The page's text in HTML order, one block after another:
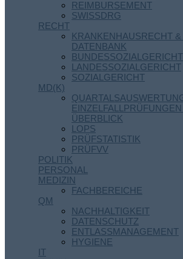
REIMBURSEMENT
SWISSDRG
RECHT
KRANKENHAUSRECHT &
DATENBANK
BUNDESSOZIALGERICHT
LANDESSOZIALGERICHT
SOZIALGERICHT
MD(K)
EINZELFALLPRÜFUNGEN
ÜBERBLICK
LOPS
PRÜFSTATISTIK
PRÜFVV
POLITIK
PERSONAL
MEDIZIN
FACHBEREICHE
QM
NACHHALTIGKEIT
DATENSCHUTZ
ENTLASSMANAGEMENT
HYGIENE
IT